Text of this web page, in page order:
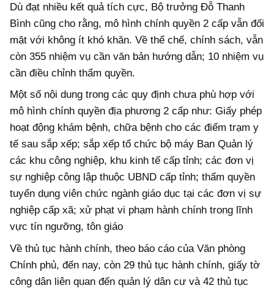
Dù đạt nhiều kết quả tích cực, Bộ trưởng Đỗ Thanh
Bình cũng cho rằng, mô hình chính quyền 2 cấp vẫn đối
mặt với không ít khó khăn. Về thể chế, chính sách, vẫn
còn 355 nhiệm vụ cần văn bản hướng dẫn; 10 nhiệm vụ
cần điều chỉnh thẩm quyền.
Một số nội dung trong các quy định chưa phù hợp với
mô hình chính quyền địa phương 2 cấp như: Giấy phép
hoạt động khám bệnh, chữa bệnh cho các điểm trạm y
tế sau sắp xếp; sắp xếp tổ chức bộ máy Ban Quản lý
các khu công nghiệp, khu kinh tế cấp tỉnh; các đơn vị
sự nghiệp công lập thuộc UBND cấp tỉnh; thẩm quyền
tuyển dụng viên chức ngành giáo dục tại các đơn vị sự
nghiệp cấp xã; xử phạt vi phạm hành chính trong lĩnh
vực tín ngưỡng, tôn giáo
Về thủ tục hành chính, theo báo cáo của Văn phòng
Chính phủ, đến nay, còn 29 thủ tục hành chính, giấy tờ
công dân liên quan đến quản lý dân cư và 42 thủ tục